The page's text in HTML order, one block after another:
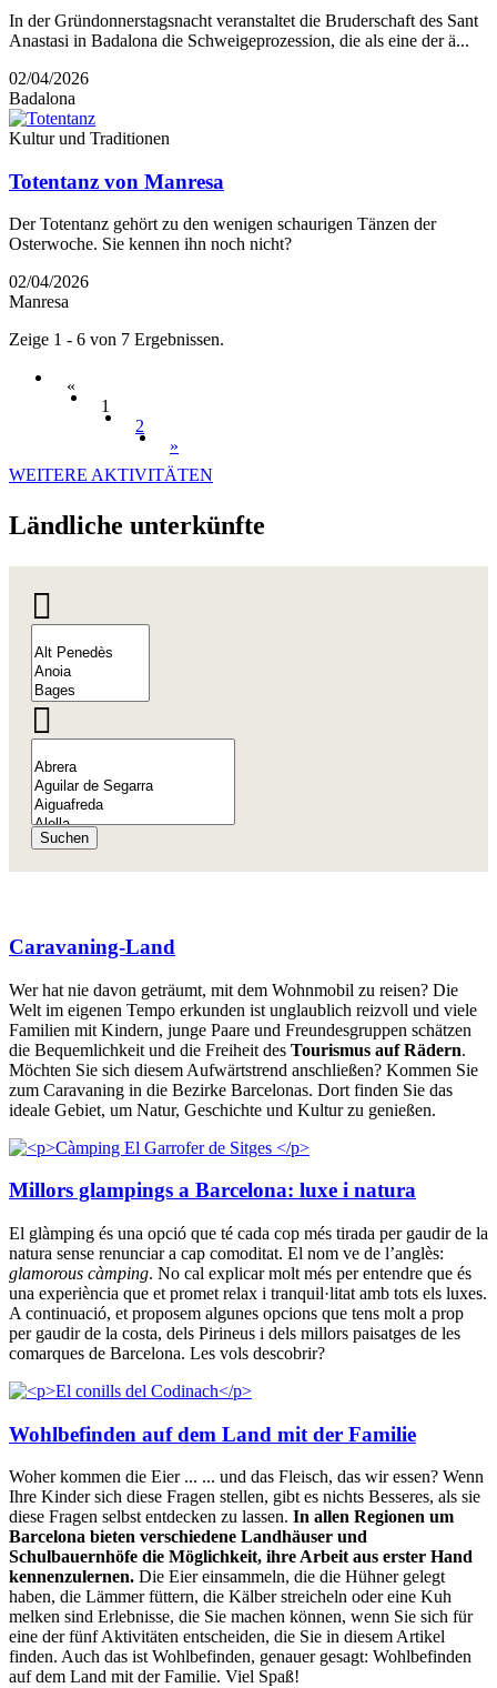
In der Gründonnerstagsnacht veranstaltet die Bruderschaft des Sant
Anastasi in Badalona die Schweigeprozession, die als eine der ä...
02/04/2026
Badalona
Kultur und Traditionen
Totentanz von Manresa
Der Totentanz gehört zu den wenigen schaurigen Tänzen der
Osterwoche. Sie kennen ihn noch nicht?
02/04/2026
Manresa
Zeige 1 - 6 von 7 Ergebnissen.
«
1
2
»
WEITERE AKTIVITÄTEN
Ländliche unterkünfte
Suchen
Caravaning-Land
Wer hat nie davon geträumt, mit dem Wohnmobil zu reisen? Die
Welt im eigenen Tempo erkunden ist unglaublich reizvoll und viele
Familien mit Kindern, junge Paare und Freundesgruppen schätzen
die Bequemlichkeit und die Freiheit des Tourismus auf Rädern.
Möchten Sie sich diesem Aufwärtstrend anschließen? Kommen Sie
zum Caravaning in die Bezirke Barcelonas. Dort finden Sie das
ideale Gebiet, um Natur, Geschichte und Kultur zu genießen.
Millors glampings a Barcelona: luxe i natura
El glàmping és una opció que té cada cop més tirada per gaudir de la
natura sense renunciar a cap comoditat. El nom ve de l’anglès:
glamorous càmping. No cal explicar molt més per entendre que és
una experiència que et promet relax i tranquil·litat amb tots els luxes.
A continuació, et proposem algunes opcions que tens molt a prop
per gaudir de la costa, dels Pirineus i dels millors paisatges de les
comarques de Barcelona. Les vols descobrir?
Wohlbefinden auf dem Land mit der Familie
Woher kommen die Eier ... ... und das Fleisch, das wir essen? Wenn
Ihre Kinder sich diese Fragen stellen, gibt es nichts Besseres, als sie
diese Fragen selbst entdecken zu lassen. In allen Regionen um
Barcelona bieten verschiedene Landhäuser und
Schulbauernhöfe die Möglichkeit, ihre Arbeit aus erster Hand
kennenzulernen. Die Eier einsammeln, die die Hühner gelegt
haben, die Lämmer füttern, die Kälber streicheln oder eine Kuh
melken sind Erlebnisse, die Sie machen können, wenn Sie sich für
eine der fünf Aktivitäten entscheiden, die Sie in diesem Artikel
finden. Auch das ist Wohlbefinden, genauer gesagt: Wohlbefinden
auf dem Land mit der Familie. Viel Spaß!